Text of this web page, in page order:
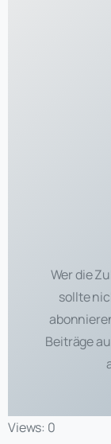
Wer die
sollte
Beiträge
Views: 0